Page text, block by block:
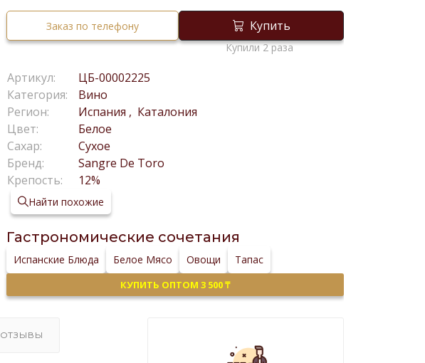
Заказ по телефону Купить
Купили 2 раза
Артикул:
ЦБ-00002225
Категория:
Вино
Регион:
Испания , Каталония
Цвет:
Белое
Сахар:
Сухое
Бренд:
Sangre De Toro
Крепость:
12%
Найти похожие
Гастрономические сочетания
Испанские Блюда Белое Мясо Овощи Тапас
КУПИТЬ ОПТОМ 3 500 ₸
ОТЗЫВЫ